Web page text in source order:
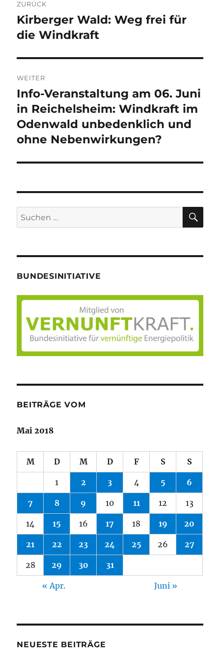
ZURÜCK
Vorheriger
Beitrag:
Kirberger Wald: Weg frei für
die Windkraft
WEITER
Nächster
Beitrag:
Info-Veranstaltung am 06. Juni
in Reichelsheim: Windkraft im
Odenwald unbedenklich und
ohne Nebenwirkungen?
Suche
nach:
BUNDESINITIATIVE
BEITRÄGE VOM
Mai 2018
M D M D F S S
1 2 3 4 5 6
7 8 9 10 11 12 13
14 15 16 17 18 19 20
21 22 23 24 25 26 27
28 29 30 31
« Apr. Juni »
NEUESTE BEITRÄGE